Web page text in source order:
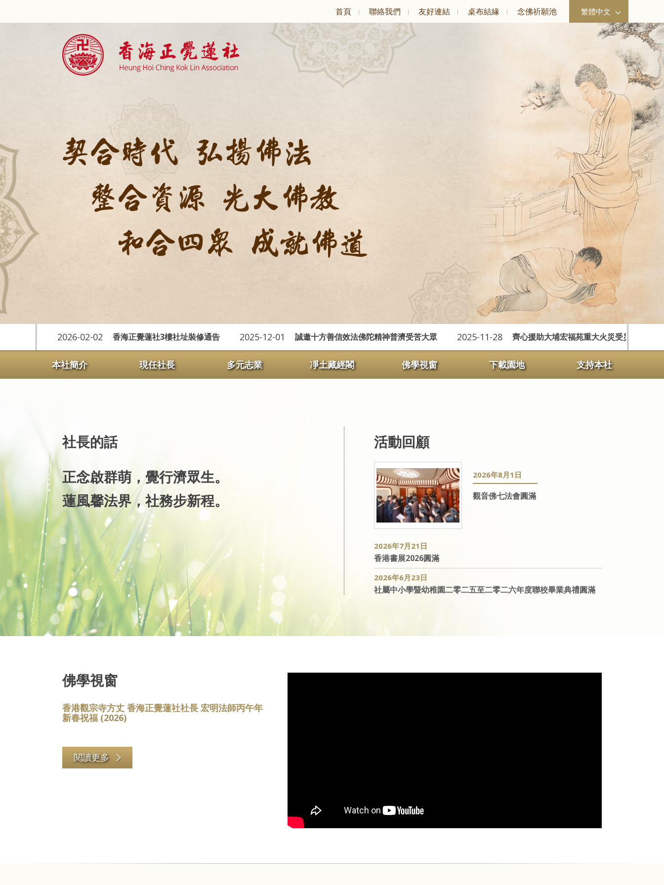
首頁 聯絡我們 友好連結 桌布結緣 念佛祈願池 繁體中文
2026-02-02 香海正覺蓮社3樓社址裝修通告 2025-12-01 誠邀十方善信效法佛陀精神普濟受苦大眾 2025-11-28 齊心援助大埔宏福苑重大火災受災居民
本社簡介 現任社長 多元志業 凈土藏經閣 佛學視窗 下載園地 支持本社
社長的話
正念啟群萌，覺行濟眾生。
蓮風馨法界，社務步新程。
活動回顧
2026年8月1日
觀音佛七法會圓滿
2026年7月21日
香港書展2026圓滿
2026年6月23日
社屬中小學暨幼稚園二零二五至二零二六年度聯校畢業典禮圓滿
佛學視窗
香港觀宗寺方丈 香海正覺蓮社社長 宏明法師丙午年
新春祝福 (2026)
閱讀更多